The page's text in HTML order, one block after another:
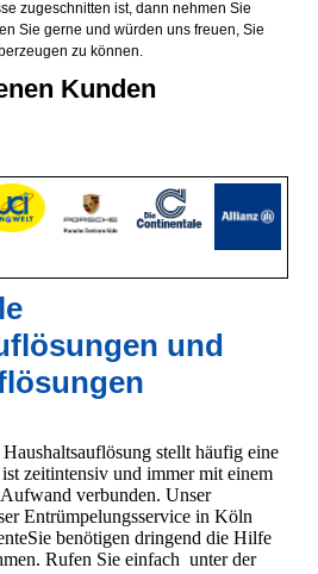
zugeschnitten ist, dann nehmen Sie
Sie gerne und würden uns freuen, Sie
zu können.
Kunden
und
stellt häufig eine
zeitintensiv und immer mit einem
verbunden. Unser
Entrümpelungsservice in Köln
benötigen dringend die Hilfe
Rufen Sie einfach unter der